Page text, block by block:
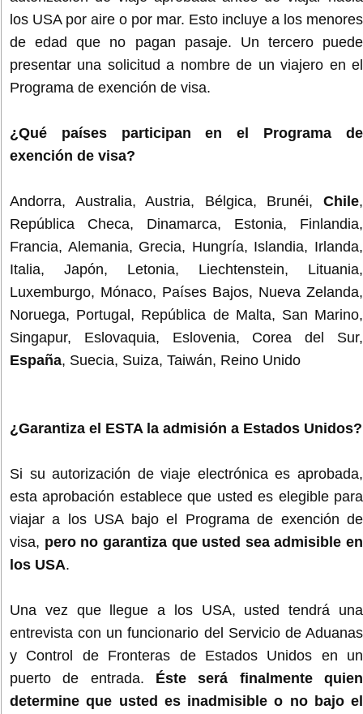
los USA por aire o por mar. Esto incluye a los menores
de edad que no pagan pasaje. Un tercero puede
presentar una solicitud a nombre de un viajero en el
Programa de exención de visa.
¿Qué países participan en el Programa de
exención de visa?
Andorra, Australia, Austria, Bélgica, Brunéi, Chile,
República Checa, Dinamarca, Estonia, Finlandia,
Francia, Alemania, Grecia, Hungría, Islandia, Irlanda,
Italia, Japón, Letonia, Liechtenstein, Lituania,
Luxemburgo, Mónaco, Países Bajos, Nueva Zelanda,
Noruega, Portugal, República de Malta, San Marino,
Singapur, Eslovaquia, Eslovenia, Corea del Sur,
España, Suecia, Suiza, Taiwán, Reino Unido
¿Garantiza el ESTA la admisión a Estados Unidos?
Si su autorización de viaje electrónica es aprobada,
esta aprobación establece que usted es elegible para
viajar a los USA bajo el Programa de exención de
visa, pero no garantiza que usted sea admisible en
los USA.
Una vez que llegue a los USA, usted tendrá una
entrevista con un funcionario del Servicio de Aduanas
y Control de Fronteras de Estados Unidos en un
puerto de entrada. Éste será finalmente quien
determine que usted es inadmisible o no bajo el